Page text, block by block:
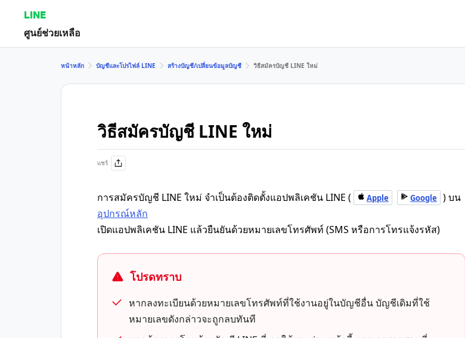
LINE
ศูนย์ช่วยเหลือ
หน้าหลัก บัญชีและโปรไฟล์ LINE สร้างบัญชี/เปลี่ยนข้อมูลบัญชี วิธีสมัครบัญชี LINE ใหม่
วิธีสมัครบัญชี LINE ใหม่
แชร์
การสมัครบัญชี LINE ใหม่ จำเป็นต้องติดตั้งแอปพลิเคชัน LINE ( Apple Google
) บน
อุปกรณ์หลัก
เปิดแอปพลิเคชัน LINE แล้วยืนยันด้วยหมายเลขโทรศัพท์ (SMS หรือการโทรแจ้งรหัส)
โปรดทราบ
หากลงทะเบียนด้วยหมายเลขโทรศัพท์ที่ใช้งานอยู่ในบัญชีอื่น บัญชีเดิมที่ใช้
หมายเลขดังกล่าวจะถูกลบทันที